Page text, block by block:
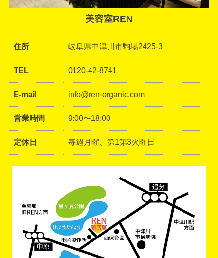
美容室REN
住所 岐阜県中津川市駒場2425-3
TEL 0120-42-8741
E-mail info@ren-organic.com
営業時間 9:00〜18:00
定休日 毎週月曜、第1第3火曜日